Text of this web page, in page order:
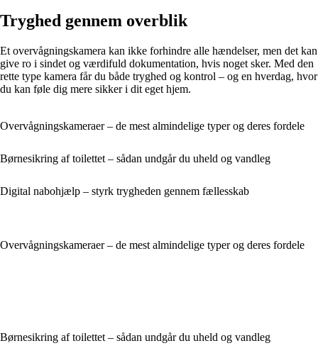
Tryghed gennem overblik
Et overvågningskamera kan ikke forhindre alle hændelser, men det kan
give ro i sindet og værdifuld dokumentation, hvis noget sker. Med den
rette type kamera får du både tryghed og kontrol – og en hverdag, hvor
du kan føle dig mere sikker i dit eget hjem.
Overvågningskameraer – de mest almindelige typer og deres fordele
Børnesikring af toilettet – sådan undgår du uheld og vandleg
Digital nabohjælp – styrk trygheden gennem fællesskab
Overvågningskameraer – de mest almindelige typer og deres fordele
Børnesikring af toilettet – sådan undgår du uheld og vandleg